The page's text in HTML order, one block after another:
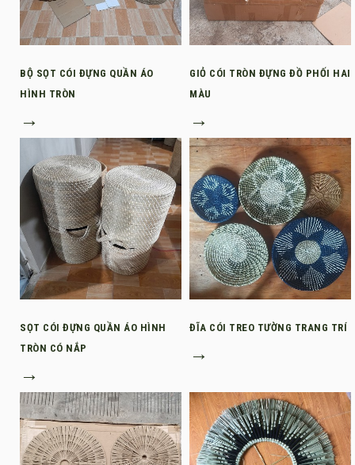
BỘ SỌT CÓI ĐỰNG QUẦN ÁO
HÌNH TRÒN
→
GIỎ CÓI TRÒN ĐỰNG ĐỒ PHỐI HAI
MÀU
→
SỌT CÓI ĐỰNG QUẦN ÁO HÌNH
TRÒN CÓ NẮP
→
ĐĨA CÓI TREO TƯỜNG TRANG TRÍ
→